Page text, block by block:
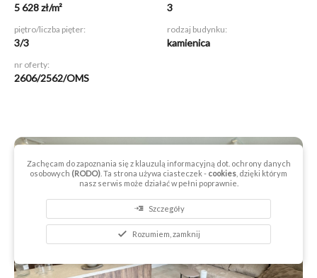
5 628 zł/m² 3
piętro/liczba pięter:
3/3
rodzaj budynku:
kamienica
nr oferty:
2606/2562/OMS
Zachęcam do zapoznania się z klauzulą informacyjną dot. ochrony danych
osobowych (RODO) . Ta strona używa ciasteczek - cookies , dzięki którym
nasz serwis może działać w pełni poprawnie.
read_more Szczegóły
check Rozumiem, zamknij